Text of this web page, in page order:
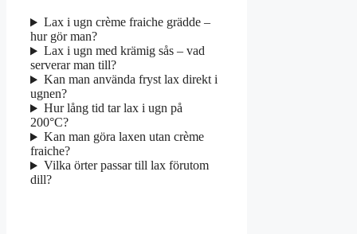
Lax i ugn crème fraiche grädde –
hur gör man?
Lax i ugn med krämig sås – vad
serverar man till?
Kan man använda fryst lax direkt i
ugnen?
Hur lång tid tar lax i ugn på
200°C?
Kan man göra laxen utan crème
fraiche?
Vilka örter passar till lax förutom
dill?